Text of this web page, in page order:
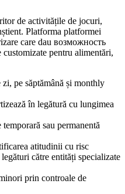
de activitățile de jocuri,
Platforma platformei
care dau возможность
pentru alimentări,
pe săptămână și monthly
în legătură cu lungimea
sau permanentă
atitudinii cu risc
către entități specializate
prin controale de